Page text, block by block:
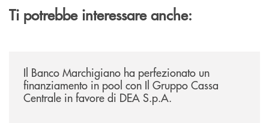
Ti potrebbe interessare anche:
Il Banco Marchigiano ha perfezionato un
finanziamento in pool con Il Gruppo Cassa
Centrale in favore di DEA S.p.A.